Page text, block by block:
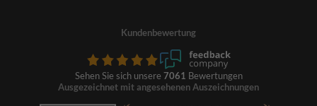
Kundenbewertung
Sehen Sie sich unsere 7061 Bewertungen
Ausgezeichnet mit angesehenen Auszeichnungen